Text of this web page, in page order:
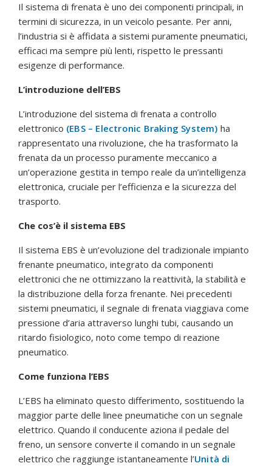
Il sistema di frenata è uno dei componenti principali, in
termini di sicurezza, in un veicolo pesante. Per anni,
l’industria si è affidata a sistemi puramente pneumatici,
efficaci ma sempre più lenti, rispetto le pressanti
esigenze di performance.
L’introduzione dell’EBS
L’introduzione del sistema di frenata a controllo
elettronico (EBS – Electronic Braking System) ha
rappresentato una rivoluzione, che ha trasformato la
frenata da un processo puramente meccanico a
un’operazione gestita in tempo reale da un’intelligenza
elettronica, cruciale per l’efficienza e la sicurezza del
trasporto.
Che cos’è il sistema EBS
Il sistema EBS è un’evoluzione del tradizionale impianto
frenante pneumatico, integrato da componenti
elettronici che ne ottimizzano la reattività, la stabilità e
la distribuzione della forza frenante. Nei precedenti
sistemi pneumatici, il segnale di frenata viaggiava come
pressione d’aria attraverso lunghi tubi, causando un
ritardo fisiologico, noto come tempo di reazione
pneumatico.
Come funziona l’EBS
L’EBS ha eliminato questo differimento, sostituendo la
maggior parte delle linee pneumatiche con un segnale
elettrico. Quando il conducente aziona il pedale del
freno, un sensore converte il comando in un segnale
elettrico che raggiunge istantaneamente l’Unità di